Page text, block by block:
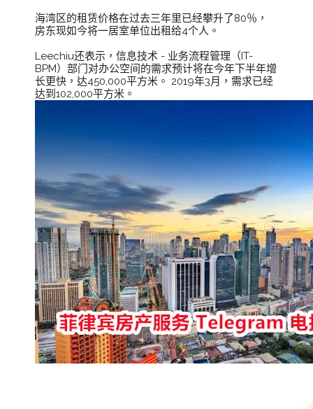
海湾区的租赁价格在过去三年里已经攀升了80％，
房东现如今将一居室单位出租给4个人。
Leechiu还表示，信息技术 - 业务流程管理（IT-
BPM）部门对办公空间的需求预计将在今年下半年增
长更快，达450,000平方米。 2019年3月，需求已经
达到102,000平方米。